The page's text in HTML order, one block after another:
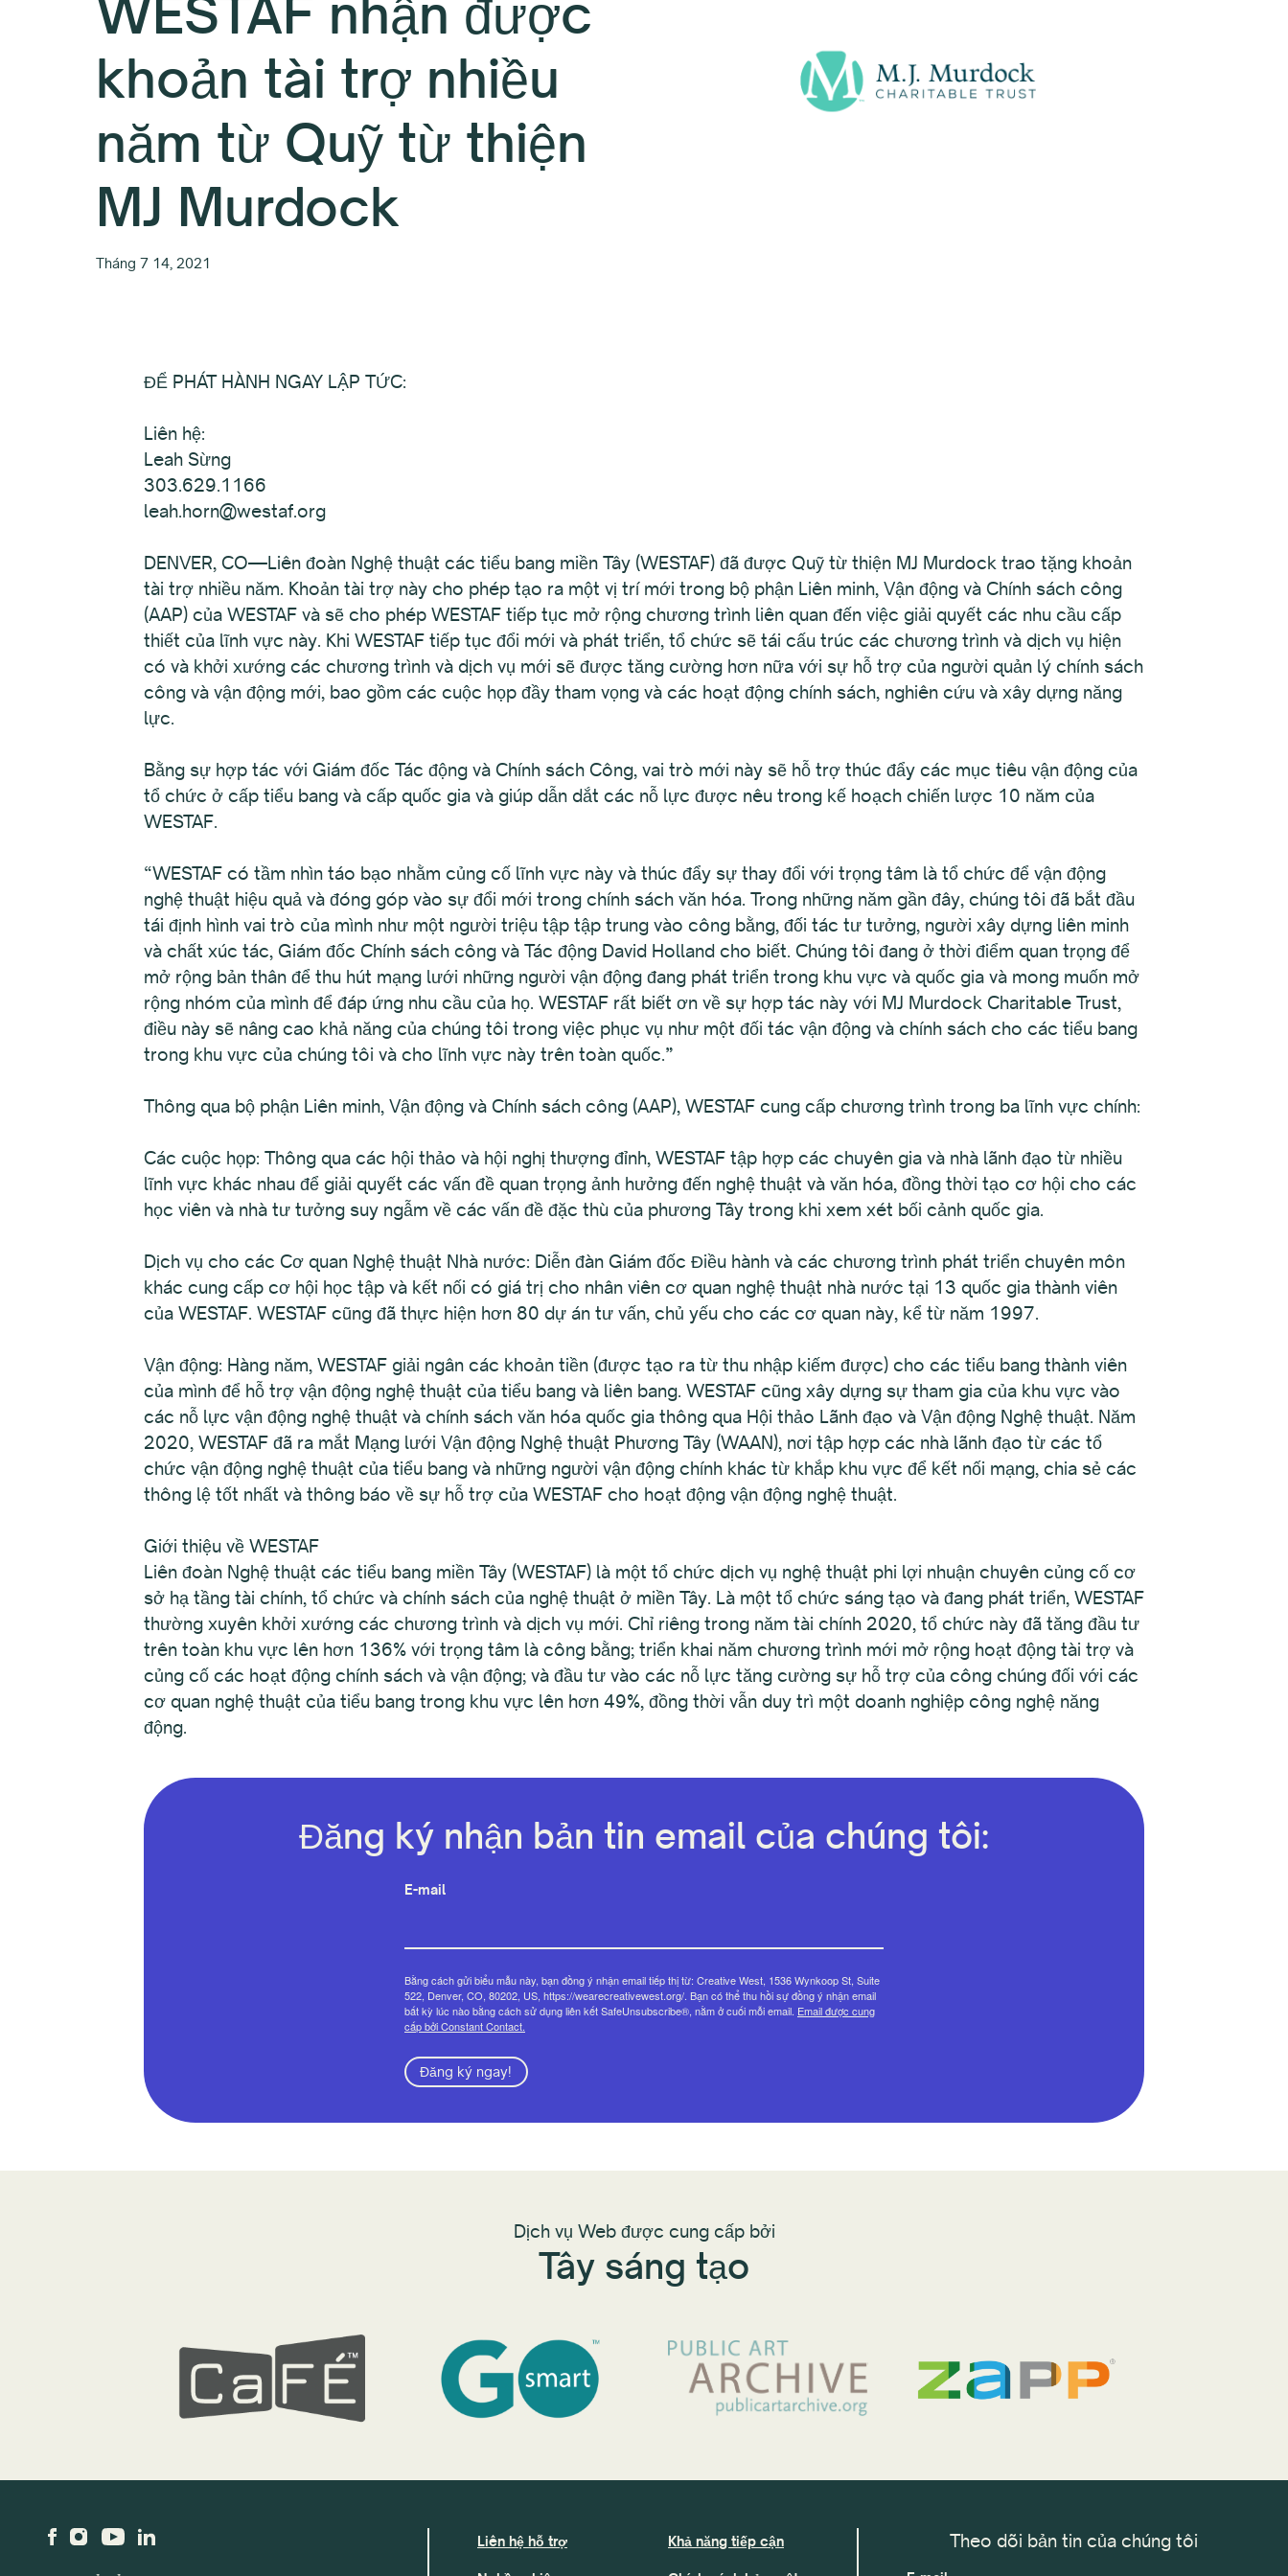
WESTAF nhận được
khoản tài trợ nhiều
năm từ Quỹ từ thiện
MJ Murdock
Tháng 7 14, 2021
ĐỂ PHÁT HÀNH NGAY LẬP TỨC:
Liên hệ:
Leah Sừng
303.629.1166
leah.horn@westaf.org
DENVER, CO—Liên đoàn Nghệ thuật các tiểu bang miền Tây (WESTAF) đã được Quỹ từ thiện MJ Murdock trao tặng khoản
tài trợ nhiều năm. Khoản tài trợ này cho phép tạo ra một vị trí mới trong bộ phận Liên minh, Vận động và Chính sách công
(AAP) của WESTAF và sẽ cho phép WESTAF tiếp tục mở rộng chương trình liên quan đến việc giải quyết các nhu cầu cấp
thiết của lĩnh vực này. Khi WESTAF tiếp tục đổi mới và phát triển, tổ chức sẽ tái cấu trúc các chương trình và dịch vụ hiện
có và khởi xướng các chương trình và dịch vụ mới sẽ được tăng cường hơn nữa với sự hỗ trợ của người quản lý chính sách
công và vận động mới, bao gồm các cuộc họp đầy tham vọng và các hoạt động chính sách, nghiên cứu và xây dựng năng
lực.
Bằng sự hợp tác với Giám đốc Tác động và Chính sách Công, vai trò mới này sẽ hỗ trợ thúc đẩy các mục tiêu vận động của
tổ chức ở cấp tiểu bang và cấp quốc gia và giúp dẫn dắt các nỗ lực được nêu trong kế hoạch chiến lược 10 năm của
WESTAF.
“WESTAF có tầm nhìn táo bạo nhằm củng cố lĩnh vực này và thúc đẩy sự thay đổi với trọng tâm là tổ chức để vận động
nghệ thuật hiệu quả và đóng góp vào sự đổi mới trong chính sách văn hóa. Trong những năm gần đây, chúng tôi đã bắt đầu
tái định hình vai trò của mình như một người triệu tập tập trung vào công bằng, đối tác tư tưởng, người xây dựng liên minh
và chất xúc tác, Giám đốc Chính sách công và Tác động David Holland cho biết. Chúng tôi đang ở thời điểm quan trọng để
mở rộng bản thân để thu hút mạng lưới những người vận động đang phát triển trong khu vực và quốc gia và mong muốn mở
rộng nhóm của mình để đáp ứng nhu cầu của họ. WESTAF rất biết ơn về sự hợp tác này với MJ Murdock Charitable Trust,
điều này sẽ nâng cao khả năng của chúng tôi trong việc phục vụ như một đối tác vận động và chính sách cho các tiểu bang
trong khu vực của chúng tôi và cho lĩnh vực này trên toàn quốc.”
Thông qua bộ phận Liên minh, Vận động và Chính sách công (AAP), WESTAF cung cấp chương trình trong ba lĩnh vực chính:
Các cuộc họp: Thông qua các hội thảo và hội nghị thượng đỉnh, WESTAF tập hợp các chuyên gia và nhà lãnh đạo từ nhiều
lĩnh vực khác nhau để giải quyết các vấn đề quan trọng ảnh hưởng đến nghệ thuật và văn hóa, đồng thời tạo cơ hội cho các
học viên và nhà tư tưởng suy ngẫm về các vấn đề đặc thù của phương Tây trong khi xem xét bối cảnh quốc gia.
Dịch vụ cho các Cơ quan Nghệ thuật Nhà nước: Diễn đàn Giám đốc Điều hành và các chương trình phát triển chuyên môn
khác cung cấp cơ hội học tập và kết nối có giá trị cho nhân viên cơ quan nghệ thuật nhà nước tại 13 quốc gia thành viên
của WESTAF. WESTAF cũng đã thực hiện hơn 80 dự án tư vấn, chủ yếu cho các cơ quan này, kể từ năm 1997.
Vận động: Hàng năm, WESTAF giải ngân các khoản tiền (được tạo ra từ thu nhập kiếm được) cho các tiểu bang thành viên
của mình để hỗ trợ vận động nghệ thuật của tiểu bang và liên bang. WESTAF cũng xây dựng sự tham gia của khu vực vào
các nỗ lực vận động nghệ thuật và chính sách văn hóa quốc gia thông qua Hội thảo Lãnh đạo và Vận động Nghệ thuật. Năm
2020, WESTAF đã ra mắt Mạng lưới Vận động Nghệ thuật Phương Tây (WAAN), nơi tập hợp các nhà lãnh đạo từ các tổ
chức vận động nghệ thuật của tiểu bang và những người vận động chính khác từ khắp khu vực để kết nối mạng, chia sẻ các
thông lệ tốt nhất và thông báo về sự hỗ trợ của WESTAF cho hoạt động vận động nghệ thuật.
Giới thiệu về WESTAF
Liên đoàn Nghệ thuật các tiểu bang miền Tây (WESTAF) là một tổ chức dịch vụ nghệ thuật phi lợi nhuận chuyên củng cố cơ
sở hạ tầng tài chính, tổ chức và chính sách của nghệ thuật ở miền Tây. Là một tổ chức sáng tạo và đang phát triển, WESTAF
thường xuyên khởi xướng các chương trình và dịch vụ mới. Chỉ riêng trong năm tài chính 2020, tổ chức này đã tăng đầu tư
trên toàn khu vực lên hơn 136% với trọng tâm là công bằng; triển khai năm chương trình mới mở rộng hoạt động tài trợ và
củng cố các hoạt động chính sách và vận động; và đầu tư vào các nỗ lực tăng cường sự hỗ trợ của công chúng đối với các
cơ quan nghệ thuật của tiểu bang trong khu vực lên hơn 49%, đồng thời vẫn duy trì một doanh nghiệp công nghệ năng
động.
Đăng ký nhận bản tin email của chúng tôi:
E-mail
Bằng cách gửi biểu mẫu này, bạn đồng ý nhận email tiếp thị từ: Creative West, 1536 Wynkoop St, Suite
522, Denver, CO, 80202, US, https://wearecreativewest.org/. Bạn có thể thu hồi sự đồng ý nhận email
bất kỳ lúc nào bằng cách sử dụng liên kết SafeUnsubscribe®, nằm ở cuối mỗi email. Email được cung
cấp bởi Constant Contact.
Đăng ký ngay!
Dịch vụ Web được cung cấp bởi
Tây sáng tạo
Liên hệ hỗ trợ Khả năng tiếp cận Theo dõi bản tin của chúng tôi